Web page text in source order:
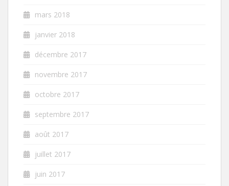
mars 2018
janvier 2018
décembre 2017
novembre 2017
octobre 2017
septembre 2017
août 2017
juillet 2017
juin 2017